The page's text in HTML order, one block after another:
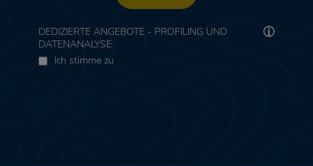
DEDIZIERTE ANGEBOTE - PROFILING UND
DATENANALYSE
Ich stimme zu